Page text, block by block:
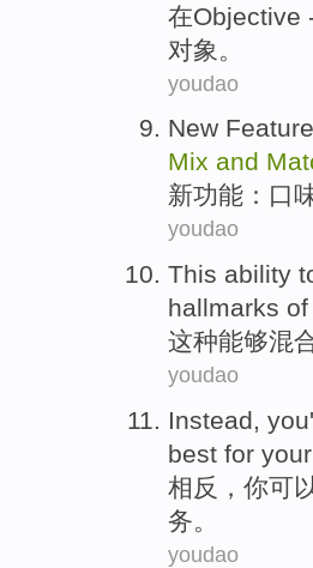
在Objective
对象 。
youdao
New
Mix and
新功能 ： 口
youdao
This ability
hallmarks of
这种能够混
youdao
Instead, you
best for your
相反 ， 你可
务。
youdao